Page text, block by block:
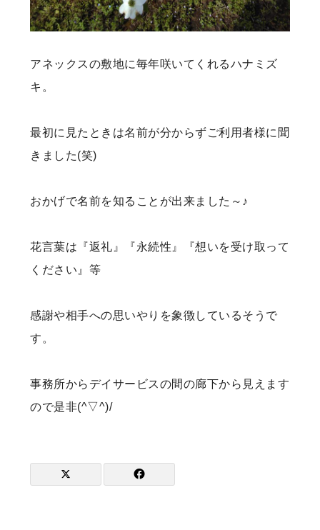
アネックスの敷地に毎年咲いてくれるハナミズ
キ。
最初に見たときは名前が分からずご利用者様に聞
きました(笑)
おかげで名前を知ることが出来ました～♪
花言葉は『返礼』『永続性』『想いを受け取って
ください』等
感謝や相手への思いやりを象徴しているそうで
す。
事務所からデイサービスの間の廊下から見えます
ので是非(^▽^)/